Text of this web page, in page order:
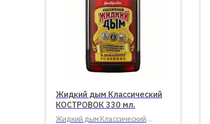
Жидкий дым Классический
КОСТРОВОК 330 мл.
Жидкий дым Классический